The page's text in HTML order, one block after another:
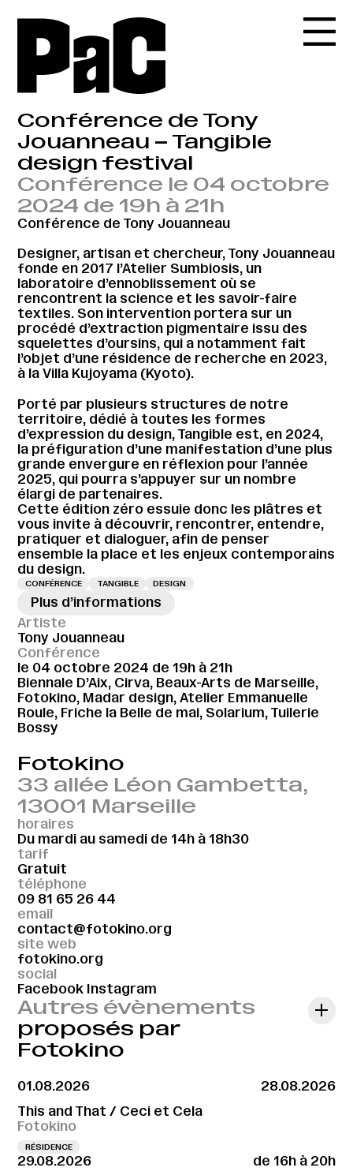
Conférence de Tony
Jouanneau – Tangible
design festival
Conférence le 04 octobre
2024 de 19h à 21h
Conférence de Tony Jouanneau
Designer, artisan et chercheur, Tony Jouanneau
fonde en 2017 l’Atelier Sumbiosis, un
laboratoire d’ennoblissement où se
rencontrent la science et les savoir-faire
textiles. Son intervention portera sur un
procédé d’extraction pigmentaire issu des
squelettes d’oursins, qui a notamment fait
l’objet d’une résidence de recherche en 2023,
à la Villa Kujoyama (Kyoto).
Porté par plusieurs structures de notre
territoire, dédié à toutes les formes
d’expression du design, Tangible est, en 2024,
la préfiguration d’une manifestation d’une plus
grande envergure en réflexion pour l’année
2025, qui pourra s’appuyer sur un nombre
élargi de partenaires.
Cette édition zéro essuie donc les plâtres et
vous invite à découvrir, rencontrer, entendre,
pratiquer et dialoguer, afin de penser
ensemble la place et les enjeux contemporains
du design.
CONFÉRENCE TANGIBLE DESIGN
Plus d’informations
Artiste
Tony Jouanneau
Conférence
le 04 octobre 2024 de 19h à 21h
Biennale D’Aix, Cirva, Beaux-Arts de Marseille,
Fotokino, Madar design, Atelier Emmanuelle
Roule, Friche la Belle de mai, Solarium, Tuilerie
Bossy
Fotokino
33 allée Léon Gambetta,
13001 Marseille
horaires
Du mardi au samedi de 14h à 18h30
tarif
Gratuit
téléphone
09 81 65 26 44
email
contact@fotokino.org
site web
fotokino.org
social
Facebook Instagram
Autres évènements
proposés par
Fotokino
01.08.2026
28.08.2026
This and That / Ceci et Cela
Fotokino
RÉSIDENCE
29.08.2026
de 16h à 20h